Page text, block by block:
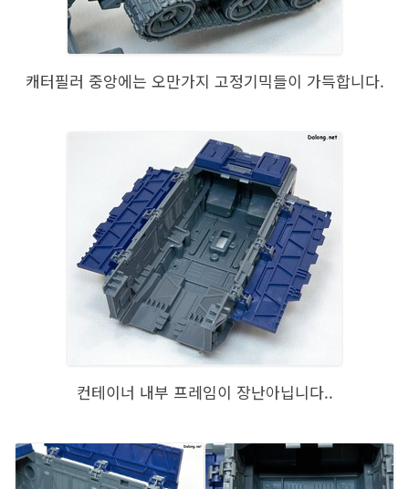
캐터필러 중앙에는 오만가지 고정기믹들이 가득합니다.
컨테이너 내부 프레임이 장난아닙니다..